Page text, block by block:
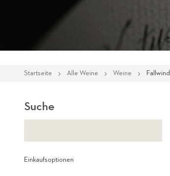
Startseite Alle Weine Weine Fallwind
Suche
Einkaufsoptionen